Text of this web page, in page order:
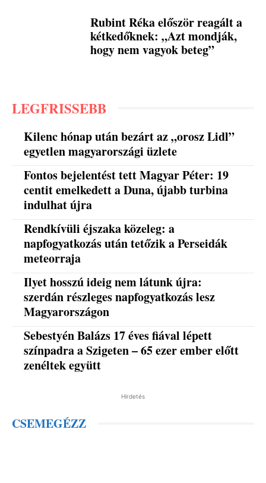
Rubint Réka először reagált a
kétkedőknek: „Azt mondják,
hogy nem vagyok beteg”
LEGFRISSEBB
Kilenc hónap után bezárt az „orosz Lidl”
egyetlen magyarországi üzlete
Fontos bejelentést tett Magyar Péter: 19
centit emelkedett a Duna, újabb turbina
indulhat újra
Rendkívüli éjszaka közeleg: a
napfogyatkozás után tetőzik a Perseidák
meteorraja
Ilyet hosszú ideig nem látunk újra:
szerdán részleges napfogyatkozás lesz
Magyarországon
Sebestyén Balázs 17 éves fiával lépett
színpadra a Szigeten – 65 ezer ember előtt
zenéltek együtt
Hirdetés
CSEMEGÉZZ